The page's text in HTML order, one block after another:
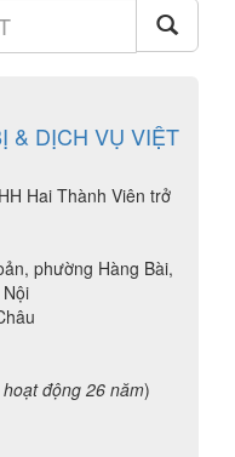
& DỊCH VỤ VIỆT
Hai Thành Viên trở
phường Hàng Bài,
động 26 năm)